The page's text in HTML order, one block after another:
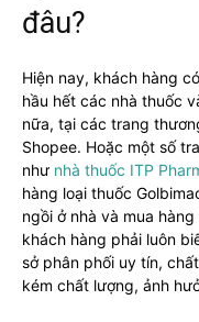
đâu?
Hiện nay, khách hàng
hầu hết các nhà thuốc
nữa, tại các trang
Shopee. Hoặc một số
như nhà thuốc ITP
hàng loại thuốc
ngồi ở nhà và mua
khách hàng phải luôn
sở phân phối uy tín,
kém chất lượng, ảnh